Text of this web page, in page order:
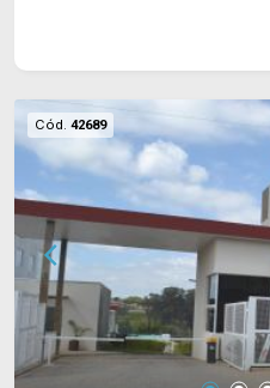
Cód. 42689